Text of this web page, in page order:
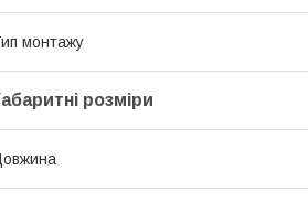
монтажу
розміри